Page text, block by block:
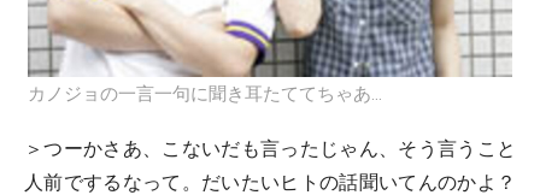
カノジョの一言一句に聞き耳たててちゃあ…
＞つーかさあ、こないだも言ったじゃん、そう言うこと
人前でするなって。だいたいヒトの話聞いてんのかよ？